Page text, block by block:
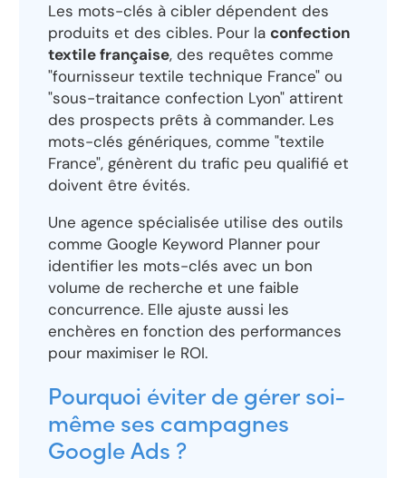
Les mots-clés à cibler dépendent des
produits et des cibles. Pour la confection
textile française, des requêtes comme
"fournisseur textile technique France" ou
"sous-traitance confection Lyon" attirent
des prospects prêts à commander. Les
mots-clés génériques, comme "textile
France", génèrent du trafic peu qualifié et
doivent être évités.
Une agence spécialisée utilise des outils
comme Google Keyword Planner pour
identifier les mots-clés avec un bon
volume de recherche et une faible
concurrence. Elle ajuste aussi les
enchères en fonction des performances
pour maximiser le ROI.
Pourquoi éviter de gérer soi-
même ses campagnes
Google Ads ?